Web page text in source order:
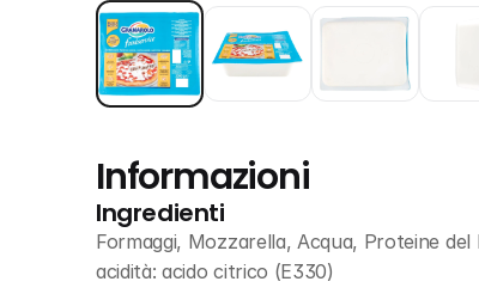
Informazioni
Ingredienti
Formaggi, Mozzarella, Acqua, Proteine
acidità: acido citrico (E330)